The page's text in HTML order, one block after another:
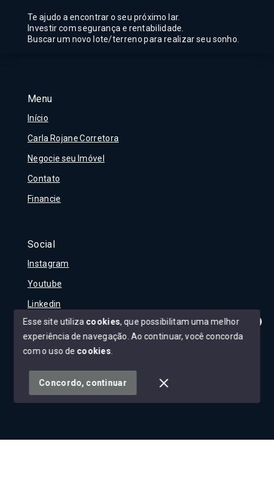
Olá! Tudo bem?
Menu
Início
Carla Rojane Corretora
Negocie seu Imóvel
Contato
Financie
Social
Instagram
Youtube
Linkedin
© Copyright 2026 - Carla Rojane - Todos os direitos
SITE PARA IMOBILIARIA
Te ajudo a encontrar o seu próximo lar.
Investir com segurança e rentabilidade.
Buscar um novo lote/terreno para realizar seu sonho.
Esse site utiliza cookies, que possibilitam uma melhor
experiência de navegação. Ao continuar, você concorda
com o uso de cookies
Concordo, continuar